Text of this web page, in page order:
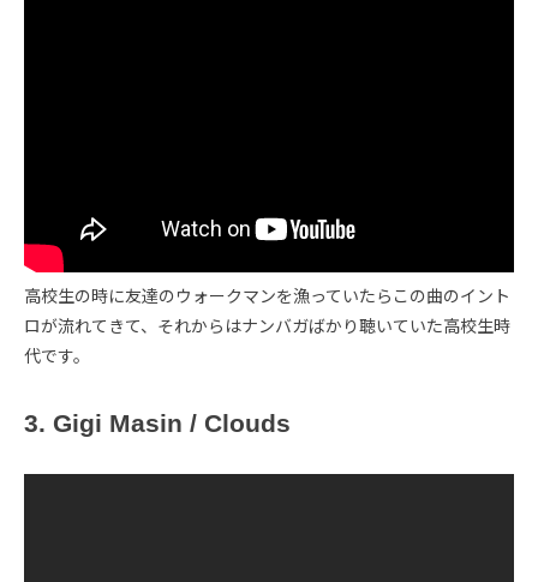
高校生の時に友達のウォークマンを漁っていたらこの曲のイント
ロが流れてきて、それからはナンバガばかり聴いていた高校生時
代です。
3. Gigi Masin / Clouds